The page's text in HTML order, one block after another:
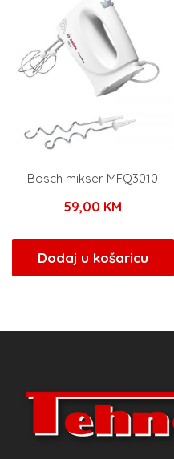
Bosch mikser MFQ3010
59,00 KM
Dodaj u košaricu